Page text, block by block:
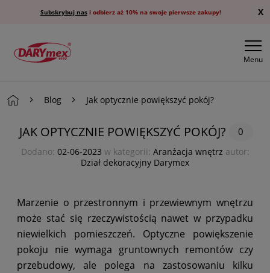
Subskrybuj nasi odbierz aż 10% na swoje pierwsze zakupy! X
Menu
Blog Jak optycznie powiększyć pokój?
JAK OPTYCZNIE POWIĘKSZYĆ POKÓJ? 0
Dodano: 02-06-2023 w kategorii: Aranżacja wnętrz autor:
Dział dekoracyjny Darymex
Marzenie o przestronnym i przewiewnym wnętrzu
może stać się rzeczywistością nawet w przypadku
niewielkich pomieszczeń. Optyczne powiększenie
pokoju nie wymaga gruntownych remontów czy
przebudowy, ale polega na zastosowaniu kilku